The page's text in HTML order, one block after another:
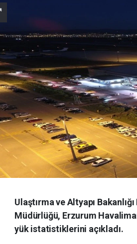
Ulaştırma ve Altyapı
Müdürlüğü, Erzurum
yük istatistiklerini açıkladı.